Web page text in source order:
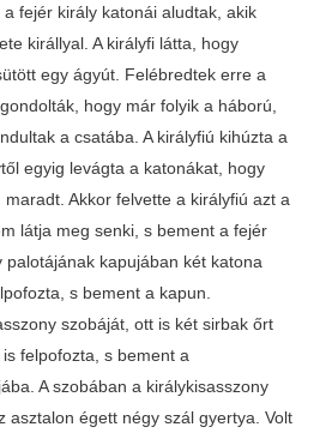
fejér király katonái aludtak, akik
királlyal. A királyfi látta, hogy
egy ágyút. Felébredtek erre a
hogy már folyik a háború,
a csatába. A királyfiú kihúzta a
egyig levágta a katonákat, hogy
Akkor felvette a királyfiú azt a
látja meg senki, s bement a fejér
palotájának kapujában két katona
s bement a kapun.
szobáját, ott is két sirbak őrt
felpofozta, s bement a
A szobában a királykisasszony
asztalon égett négy szál gyertya. Volt